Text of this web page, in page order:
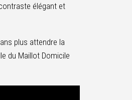
élégant et
plus attendre la
du Maillot Domicile